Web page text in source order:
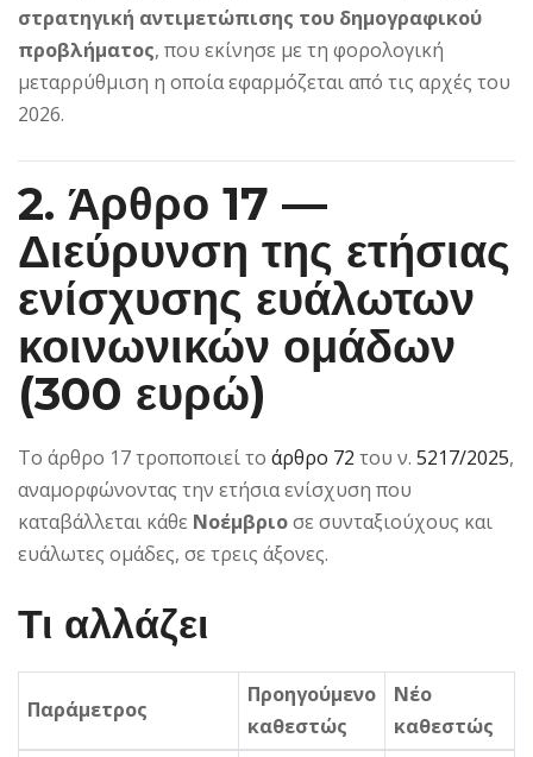
στρατηγική αντιμετώπισης του δημογραφικού
προβλήματος, που εκίνησε με τη φορολογική
μεταρρύθμιση η οποία εφαρμόζεται από τις αρχές του
2026.
2. Άρθρο 17 —
Διεύρυνση της ετήσιας
ενίσχυσης ευάλωτων
κοινωνικών ομάδων
(300 ευρώ)
Το άρθρο 17 τροποποιεί το άρθρο 72 του ν. 5217/2025,
αναμορφώνοντας την ετήσια ενίσχυση που
καταβάλλεται κάθε Νοέμβριοσε συνταξιούχους και
ευάλωτες ομάδες, σε τρεις άξονες.
Τι αλλάζει
Παράμετρος
Προηγούμενο
καθεστώς
Νέο
καθεστώς